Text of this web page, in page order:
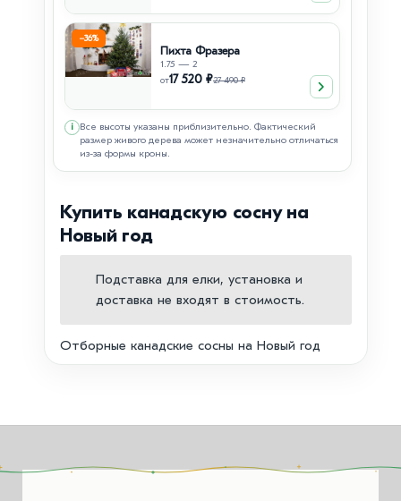
−36%
Пихта Фразера
1.75 — 2
от17 520 ₽27 490 ₽
i
Все высоты указаны приблизительно. Фактический
размер живого дерева может незначительно отличаться
из-за формы кроны.
Купить канадскую сосну на
Новый год
Подставка для елки, установка и
доставка не входят в стоимость.
Отборные канадские сосны на Новый год